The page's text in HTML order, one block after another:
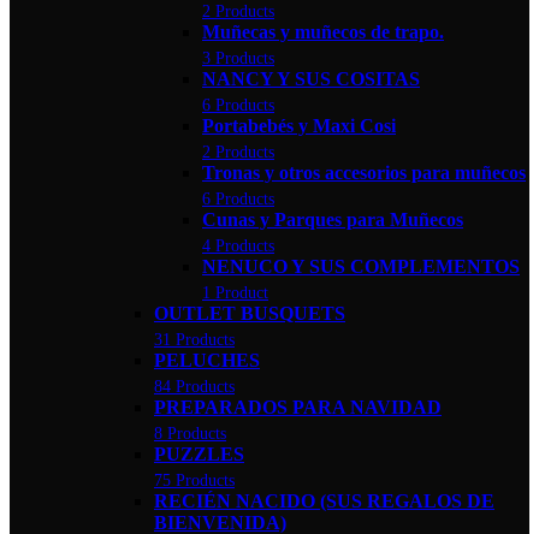
2 Products
Muñecas y muñecos de trapo.
3 Products
NANCY Y SUS COSITAS
6 Products
Portabebés y Maxi Cosi
2 Products
Tronas y otros accesorios para muñecos
6 Products
Cunas y Parques para Muñecos
4 Products
NENUCO Y SUS COMPLEMENTOS
1 Product
OUTLET BUSQUETS
31 Products
PELUCHES
84 Products
PREPARADOS PARA NAVIDAD
8 Products
PUZZLES
75 Products
RECIÉN NACIDO (SUS REGALOS DE
BIENVENIDA)